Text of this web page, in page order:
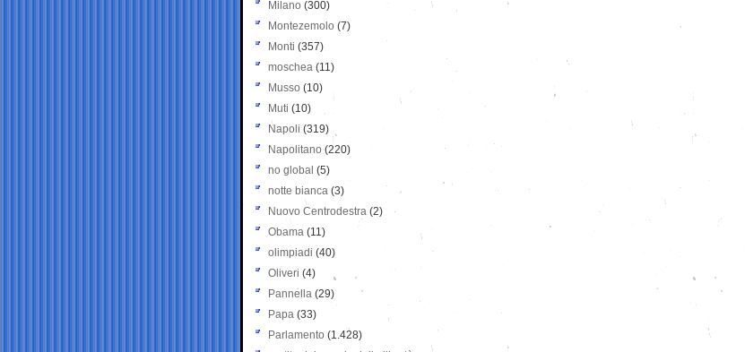
Milano (300)
Montezemolo (7)
Monti (357)
moschea (11)
Musso (10)
Muti (10)
Napoli (319)
Napolitano (220)
no global (5)
notte bianca (3)
Nuovo Centrodestra (2)
Obama (11)
olimpiadi (40)
Oliveri (4)
Pannella (29)
Papa (33)
Parlamento (1.428)